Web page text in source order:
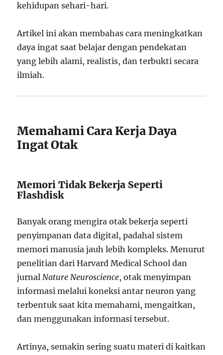
kehidupan sehari-hari.
Artikel ini akan membahas cara meningkatkan
daya ingat saat belajar dengan pendekatan
yang lebih alami, realistis, dan terbukti secara
ilmiah.
Memahami Cara Kerja Daya
Ingat Otak
Memori Tidak Bekerja Seperti
Flashdisk
Banyak orang mengira otak bekerja seperti
penyimpanan data digital, padahal sistem
memori manusia jauh lebih kompleks. Menurut
penelitian dari Harvard Medical School dan
jurnalNature Neuroscience, otak menyimpan
informasi melalui koneksi antar neuron yang
terbentuk saat kita memahami, mengaitkan,
dan menggunakan informasi tersebut.
Artinya, semakin sering suatu materi di kaitkan